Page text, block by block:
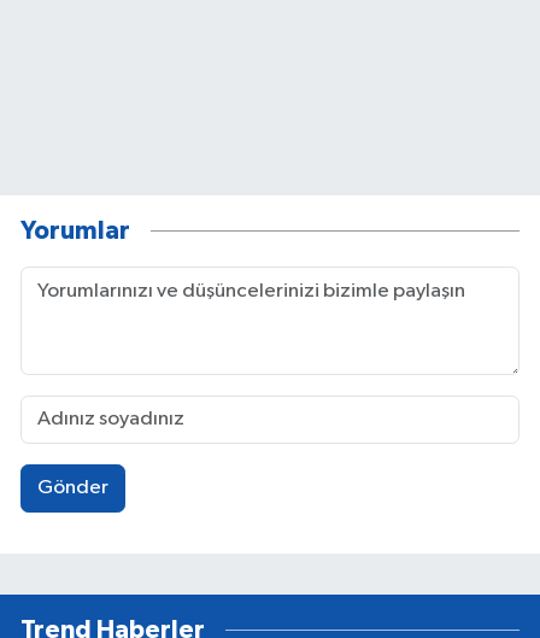
Yorumlar
Gönder
Trend Haberler